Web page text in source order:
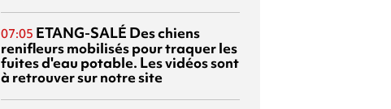
07:05 ETANG-SALÉ Des chiens
renifleurs mobilisés pour traquer les
fuites d'eau potable. Les vidéos sont
à retrouver sur notre site